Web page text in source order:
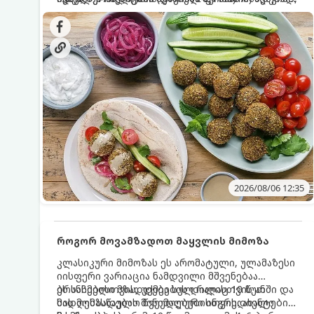
სალათებთან ერთად ან ტახინის (სესამის)
სოუსთან მირთმევისთვის.
იდეალურად შეინარჩუნოს და არ დაიშალოს.
დრო: 10–15 წუთი ულუფა: 20–24 ცალი ბურთულა
(4–6 პორცია)
2026/08/06 12:35
როგორ მოვამზადოთ მაყვლის მიმოზა
კლასიკური მიმოზას ეს არომატული, ულამაზესი
იისფერი ვარიაცია ნამდვილი მშვენებაა
ბრანჩებისთვის, უქმეების დილისთვის ან
სადღესასწაულო წვეულებებისთვის. ახალი
ეს სასმელი მზადდება სულ რაღაც 10 წუთში და
მის მომზადებას მინიმალური ინგრედიენტები